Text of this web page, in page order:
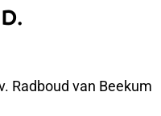
Radboud van Beekum